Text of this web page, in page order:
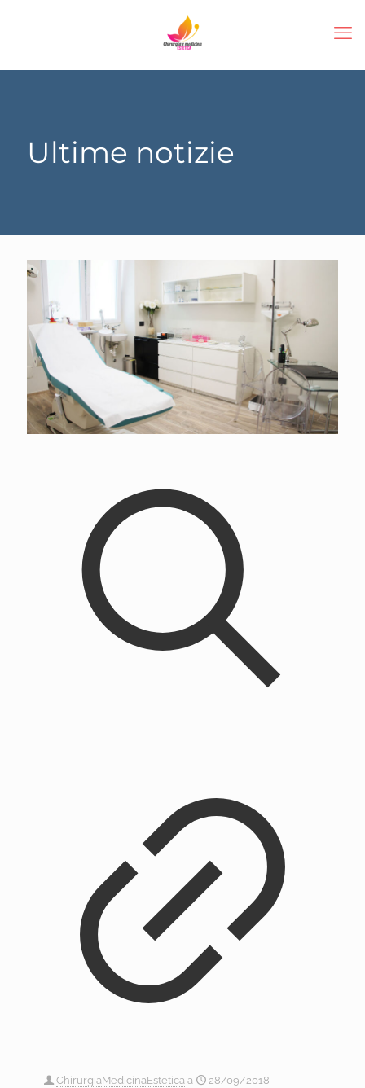
Ultime notizie
ChirurgiaMedicinaEstetica a 28/09/2018